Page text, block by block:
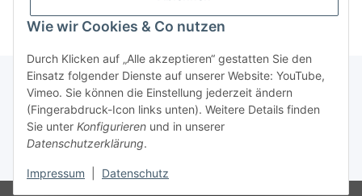
Wie wir Cookies & Co nutzen
Durch Klicken auf „Alle akzeptieren“ gestatten Sie den
Einsatz folgender Dienste auf unserer Website: YouTube,
Vimeo. Sie können die Einstellung jederzeit ändern
(Fingerabdruck-Icon links unten). Weitere Details finden
Sie unter Konfigurieren und in unserer
Datenschutzerklärung.
Impressum Datenschutz
Über uns